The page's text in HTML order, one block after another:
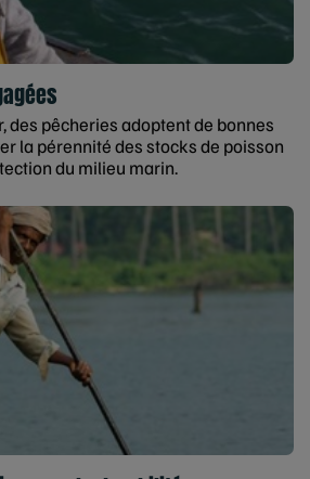
des pêcheries adoptent de bonnes
la pérennité des stocks de poisson
du milieu marin.